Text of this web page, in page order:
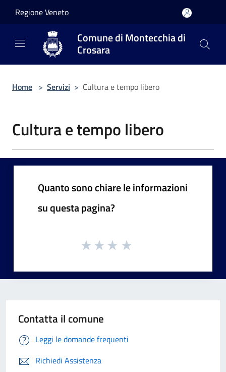
Regione Veneto
Comune di Montecchia di
Crosara
Home > Servizi > Cultura e tempo libero
Cultura e tempo libero
Quanto sono chiare le informazioni
su questa pagina?
Contatta il comune
Leggi le domande frequenti
Richiedi Assistenza